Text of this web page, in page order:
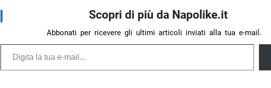
Scopri di più da Napolike.it
Abbonati per ricevere gli ultimi articoli inviati alla tua e-mail.
Digita la tua e-mail...